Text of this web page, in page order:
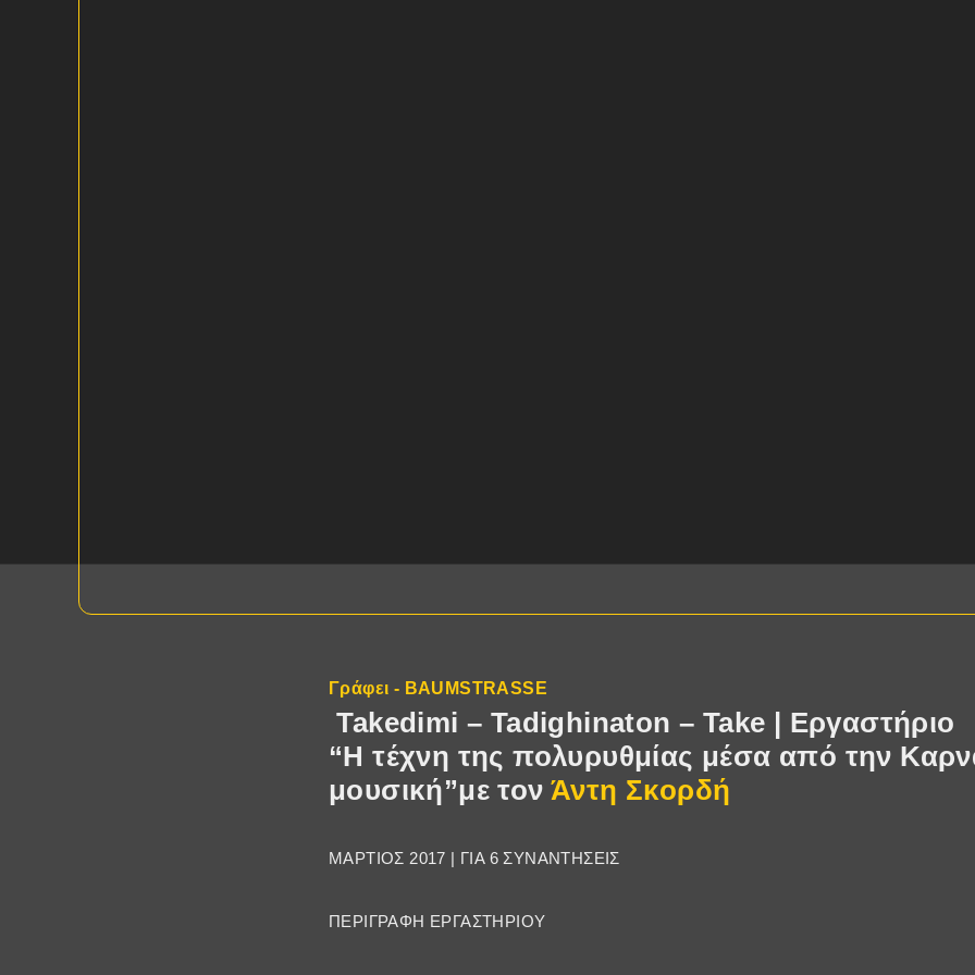
Γράφει - BAUMSTRASSE
Takedimi – Tadighinaton – Take | Εργαστήριο
“Η τέχνη της πολυρυθμίας μέσα από την
μουσική”με τον Άντη Σκορδή
ΜΑΡΤΙΟΣ 2017 | ΓΙΑ 6 ΣΥΝΑΝΤΗΣΕΙΣ
ΠΕΡΙΓΡΑΦΗ ΕΡΓΑΣΤΗΡΙΟΥ